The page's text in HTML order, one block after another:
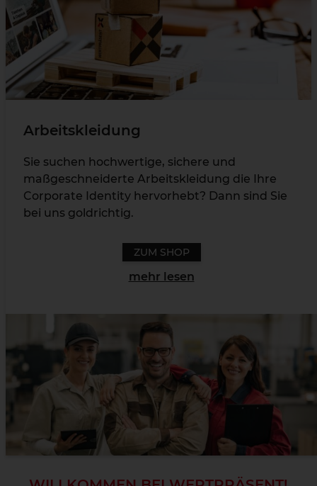
Arbeitskleidung
Sie suchen hochwertige, sichere und
maßgeschneiderte Arbeitskleidung die Ihre
Corporate Identity hervorhebt? Dann sind Sie
bei uns goldrichtig.
ZUM SHOP
mehr lesen